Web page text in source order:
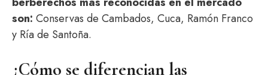
son: Conservas de Cambados, Cuca, Ramón Franco
y Ría de Santoña.
¿Cómo se diferencian las